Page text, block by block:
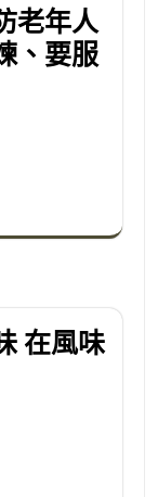
老年人
、要服
在風味